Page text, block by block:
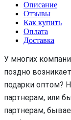
Описание
Отзывы
Как купить
Оплата
Доставка
У многих
поздно
подарки оптом?
партнерам, или
партнерам,